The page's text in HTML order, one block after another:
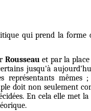
qui prend la
Rousseauet par la
jusqu'à
représentants
doit non seulement
En cela elle met